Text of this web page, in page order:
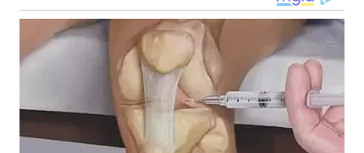
WN
TEBING
TINGGI
PAKPAK